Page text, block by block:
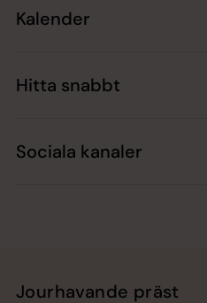
Kalender
Hitta snabbt
Sociala kanaler
Jourhavande präst